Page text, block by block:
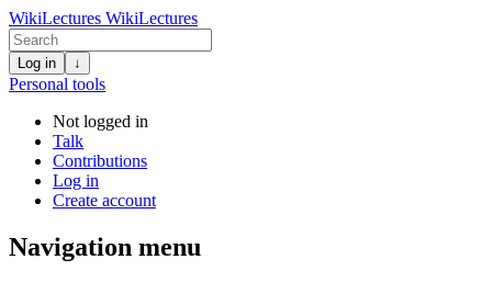
WikiLectures WikiLectures
Log in ↓
Personal tools
Not logged in
Talk
Contributions
Log in
Create account
Navigation menu